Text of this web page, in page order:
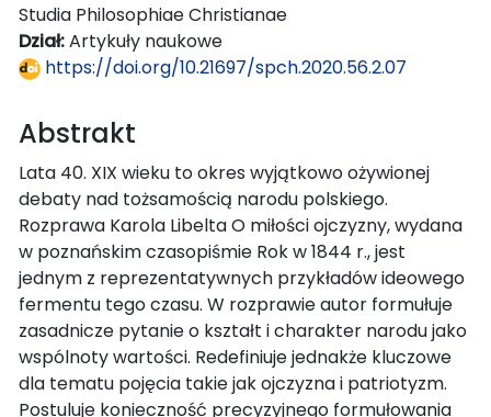
Studia Philosophiae Christianae
Dział:Artykuły naukowe
https://doi.org/10.21697/spch.2020.56.2.07
Abstrakt
Lata 40. XIX wieku to okres wyjątkowo ożywionej
debaty nad tożsamością narodu polskiego.
Rozprawa Karola Libelta O miłości ojczyzny, wydana
w poznańskim czasopiśmie Rok w 1844 r., jest
jednym z reprezentatywnych przykładów ideowego
fermentu tego czasu. W rozprawie autor formułuje
zasadnicze pytanie o kształt i charakter narodu jako
wspólnoty wartości. Redefiniuje jednakże kluczowe
dla tematu pojęcia takie jak ojczyzna i patriotyzm.
Postuluje konieczność precyzyjnego formułowania